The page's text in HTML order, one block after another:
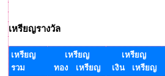
เหรียญรางวัล
เหรียญ
รวม
เหรียญ
ทอง เหรียญ
เหรียญ
เงิน เหรียญ